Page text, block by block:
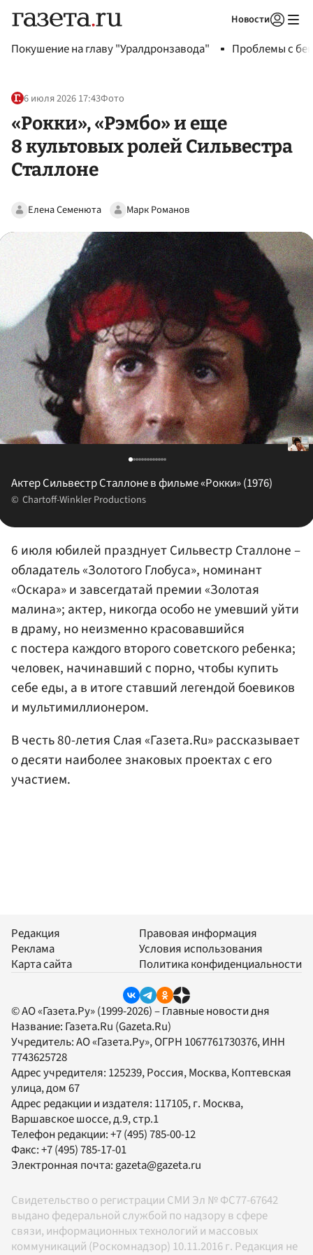
Новости
Покушение на главу "Уралдронзавода" Проблемы с
6 июля 2026 17:43Фото
«Рокки», «Рэмбо» и еще
8 культовых ролей Сильвестра
Сталлоне
Елена Семенюта Марк Романов
Актер Сильвестр Сталлоне в фильме «Рокки» (1976)
Chartoff-Winkler Productions
6 июля юбилей празднует Сильвестр Сталлоне –
обладатель «Золотого Глобуса», номинант
«Оскара» и завсегдатай премии «Золотая
малина»; актер, никогда особо не умевший уйти
в драму, но неизменно красовавшийся
с постера каждого второго советского ребенка;
человек, начинавший с порно, чтобы купить
себе еды, а в итоге ставший легендой боевиков
и мультимиллионером.
В честь 80-летия Слая «Газета.Ru» рассказывает
о десяти наиболее знаковых проектах с его
участием.
Редакция
Реклама
Карта сайта
Правовая информация
Условия использования
Политика конфиденциальности
© АО «Газета.Ру» (1999-2026) – Главные новости дня
Название: Газета.Ru (Gazeta.Ru)
Учредитель:АО «Газета.Ру», ОГРН 1067761730376, ИНН
7743625728
Адрес учредителя: 125239, Россия, Москва, Коптевская
улица, дом 67
Адрес редакции и издателя: 117105, г. Москва,
Варшавское шоссе, д.9, стр.1
Телефон редакции:+7 (495) 785-00-12
Факс:+7 (495) 785-17-01
Электронная почта: gazeta@gazeta.ru
Свидетельство о регистрации СМИ Эл № ФС77-67642
выдано федеральной службой по надзору в сфере
связи, информационных технологий и массовых
коммуникаций (Роскомнадзор) 10.11.2016 г. Редакция не